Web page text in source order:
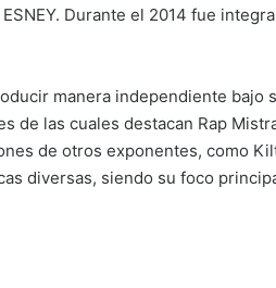
Durante el 2014 fue
manera independiente bajo
de las cuales destacan Rap
de otros exponentes, como
diversas, siendo su foco